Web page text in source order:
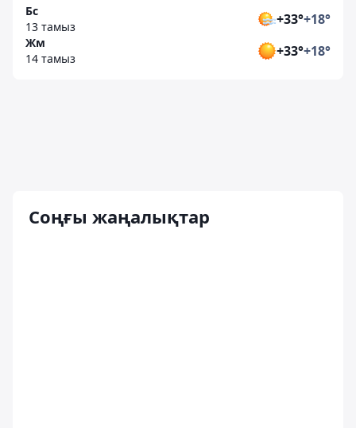
Бс
13 тамыз
+33°+18°
Жм
14 тамыз
+33°+18°
Соңғы жаңалықтар